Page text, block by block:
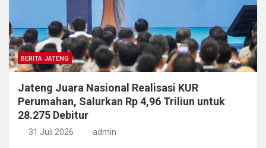
BERITA JATENG
Jateng Juara Nasional Realisasi KUR
Perumahan, Salurkan Rp 4,96 Triliun untuk
28.275 Debitur
31 Juli 2026 admin